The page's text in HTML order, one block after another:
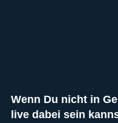
Wenn Du nicht in
live dabei sein